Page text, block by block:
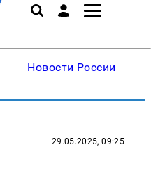
Новости России
29.05.2025, 09:25